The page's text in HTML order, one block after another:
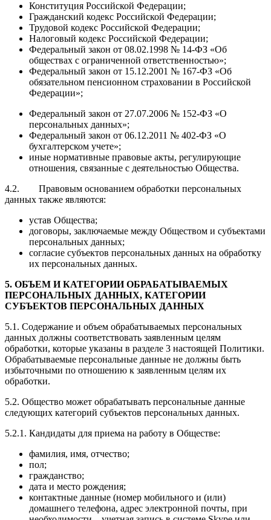
Конституция Российской Федерации;
Гражданский кодекс Российской Федерации;
Трудовой кодекс Российской Федерации;
Налоговый кодекс Российской Федерации;
Федеральный закон от 08.02.1998 № 14-ФЗ «Об
обществах с ограниченной ответственностью»;
Федеральный закон от 15.12.2001 № 167-ФЗ «Об
обязательном пенсионном страховании в Российской
Федерации»;
Федеральный закон от 27.07.2006 № 152-ФЗ «О
персональных данных»;
Федеральный закон от 06.12.2011 № 402-ФЗ «О
бухгалтерском учете»;
иные нормативные правовые акты, регулирующие
отношения, связанные с деятельностью Общества.
4.2. Правовым основанием обработки персональных
данных также являются:
устав Общества;
договоры, заключаемые между Обществом и субъектами
персональных данных;
согласие субъектов персональных данных на обработку
их персональных данных.
5. ОБЪЕМ И КАТЕГОРИИ ОБРАБАТЫВАЕМЫХ
ПЕРСОНАЛЬНЫХ ДАННЫХ, КАТЕГОРИИ
СУБЪЕКТОВ ПЕРСОНАЛЬНЫХ ДАННЫХ
5.1. Содержание и объем обрабатываемых персональных
данных должны соответствовать заявленным целям
обработки, которые указаны в разделе 3 настоящей Политики.
Обрабатываемые персональные данные не должны быть
избыточными по отношению к заявленным целям их
обработки.
5.2. Общество может обрабатывать персональные данные
следующих категорий субъектов персональных данных.
5.2.1. Кандидаты для приема на работу в Обществе:
фамилия, имя, отчество;
пол;
гражданство;
дата и место рождения;
контактные данные (номер мобильного и (или)
домашнего телефона, адрес электронной почты, при